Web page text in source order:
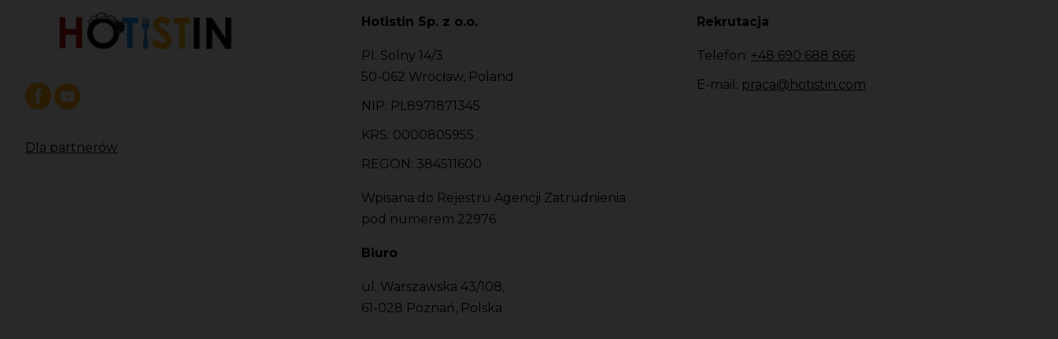
Dla partnerów
Hotistin Sp. z o.o.
Pl. Solny 14/3
50-062 Wrocław, Poland
NIP: PL8971871345
KRS: 0000805955
REGON: 384511600
Wpisana do Rejestru Agencji Zatrudnienia
pod numerem 22976
Biuro
ul. Warszawska 43/108,
61-028 Poznań, Polska
Rekrutacja
Telefon: +48 690 688 866
E-mail: praca@hotistin.com